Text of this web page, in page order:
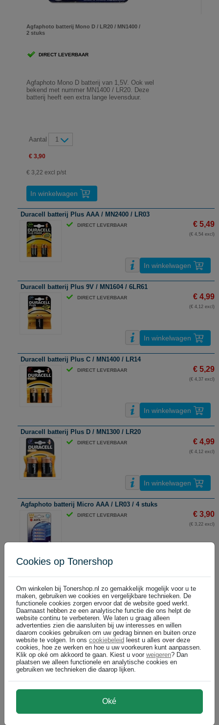
Agfaphoto batterij Mono D / LR20 / MN1400 /
2 stuks
DIRECT LEVERBAAR
Agfaphoto Mono D batterij van 1,5V. Ook wel
bekend met nummer MN1400 / LR20. Deze
batterij heeft een extra lange levensduur.
Aantal 1
€ 3,90
€ 3,22 excl p/st
In winkelwagen
Duracell batterij Plus AAA / MN2400 / LR03
DIRECT LEVERBAAR € 5,49
(€ 4,54 excl)
In winkelwagen
Duracell batterij Plus 9V / MN1604 / 6LR61
DIRECT LEVERBAAR € 4,99
(€ 4,12 excl)
In winkelwagen
Duracell batterij Plus C / MN1400 / LR14
DIRECT LEVERBAAR € 5,29
(€ 4,37 excl)
In winkelwagen
Duracell batterij Plus D / MN1300 / LR20
DIRECT LEVERBAAR € 4,99
(€ 4,12 excl)
In winkelwagen
Agfaphoto batterij Micro AAA / LR03 / 4 stuks
DIRECT LEVERBAAR € 3,90
(€ 3,22 excl)
Agfaphoto batterij 9V / E-Block / MN600 / 6LR61
DIRECT LEVERBAAR € 4,99
(€ 4,12 excl)
In winkelwagen
Agfaphoto batterij Mono D / LR20 / MN1400 / 2 stuks
DIRECT LEVERBAAR
Cookies op Tonershop
Om winkelen bij Tonershop.nl zo gemakkelijk mogelijk voor u te
maken, gebruiken we cookies en vergelijkbare technieken. De
functionele cookies zorgen ervoor dat de website goed werkt.
Daarnaast hebben ze een analytische functie die ons helpt de
website continu te verbeteren. We laten u graag alleen
advertenties zien die aansluiten bij uw interesses en willen
daarom cookies gebruiken om uw gedrag binnen en buiten onze
website te volgen. In ons cookiebeleid leest u alles over deze
cookies, hoe ze werken en hoe u uw voorkeuren kunt aanpassen.
Klik op oké om akkoord te gaan. Kiest u voor weigeren? Dan
plaatsen we alleen functionele en analytische cookies en
gebruiken we technieken die daarop lijken.
Oké